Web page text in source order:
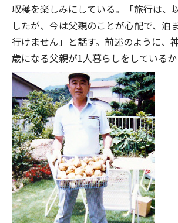
収穫を楽しみにしている。「旅行は、
したが、今は父親のことが心配で、泊
行けません」と話す。前述のように、
歳になる父親が1人暮らしをしているか